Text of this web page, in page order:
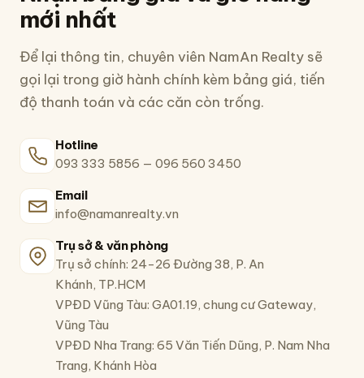
mới nhất
Để lại thông tin, chuyên viên NamAn Realty sẽ
gọi lại trong giờ hành chính kèm bảng giá, tiến
độ thanh toán và các căn còn trống.
Hotline
093 333 5856 — 096 560 3450
Email
info@namanrealty.vn
Trụ sở & văn phòng
Trụ sở chính: 24-26 Đường 38, P. An
Khánh, TP.HCM
VPĐD Vũng Tàu: GA01.19, chung cư Gateway,
Vũng Tàu
VPĐD Nha Trang: 65 Văn Tiến Dũng, P. Nam Nha
Trang, Khánh Hòa